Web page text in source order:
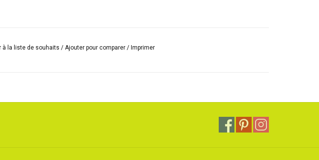
à la liste de souhaits/Ajouter pour comparer/ Imprimer